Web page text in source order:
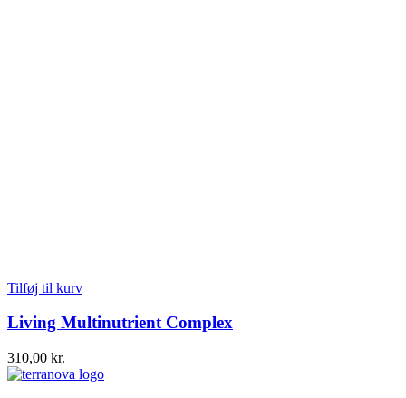
Tilføj til kurv
Living Multinutrient Complex
310,00 kr.